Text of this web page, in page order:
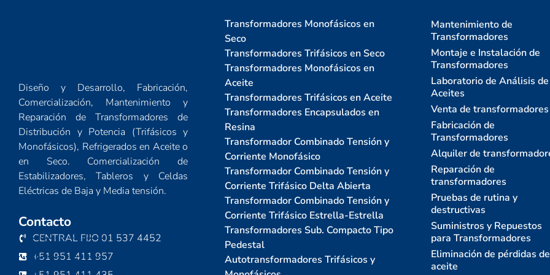
Diseño y Desarrollo, Fabricación,
Comercialización, Mantenimiento y
Reparación de Transformadores de
Distribución y Potencia (Trifásicos y
Monofásicos), Refrigerados en Aceite o
en Seco. Comercialización de
Estabilizadores, Tableros y Celdas
Eléctricas de Baja y Media tensión.
Contacto
CENTRAL FIJO 01 537 4452
+51 951 411 957
Transformadores Monofásicos en
Seco
Transformadores Trifásicos en Seco
Transformadores Monofásicos en
Aceite
Transformadores Trifásicos en Aceite
Transformadores Encapsulados en
Resina
Transformador Combinado Tensión y
Corriente Monofásico
Transformador Combinado Tensión y
Corriente Trifásico Delta Abierta
Transformador Combinado Tensión y
Corriente Trifásico Estrella-Estrella
Transformadores Sub. Compacto Tipo
Pedestal
Autotransformadores Trifásicos y
Mantenimiento de
Transformadores
Montaje e Instalación de
Transformadores
Laboratorio de Análisis de
Aceites
Venta de transformadores
Fabricación de
Transformadores
Alquiler de
Reparación de
transformadores
Pruebas de rutina y
destructivas
Suministros y Repuestos
para Transformadores
Eliminación de pérdidas de
aceite